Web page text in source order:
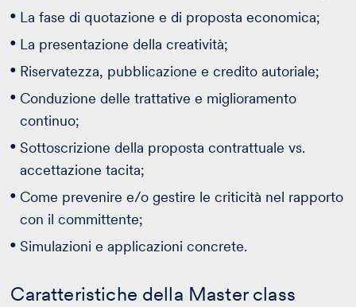
La fase di quotazione e di proposta economica;
La presentazione della creatività;
Riservatezza, pubblicazione e credito autoriale;
Conduzione delle trattative e miglioramento
continuo;
Sottoscrizione della proposta contrattuale vs.
accettazione tacita;
Come prevenire e/o gestire le criticità nel rapporto
con il committente;
Simulazioni e applicazioni concrete.
Caratteristiche della Master class